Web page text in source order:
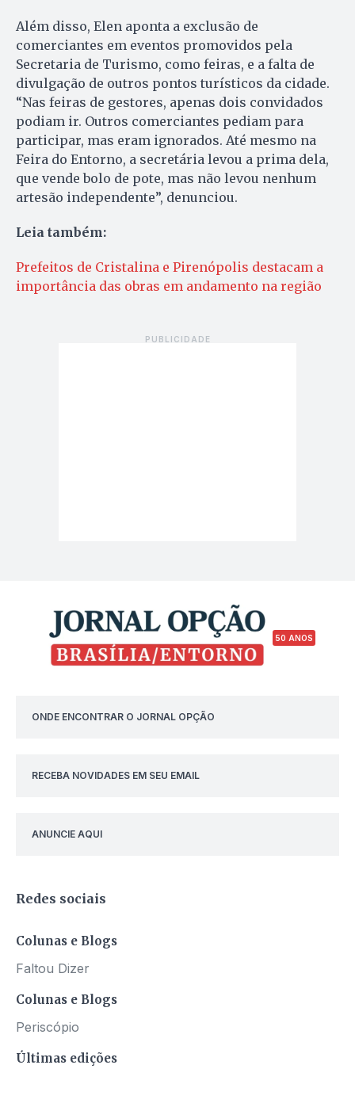
Além disso, Elen aponta a exclusão de
comerciantes em eventos promovidos pela
Secretaria de Turismo, como feiras, e a falta de
divulgação de outros pontos turísticos da cidade.
“Nas feiras de gestores, apenas dois convidados
podiam ir. Outros comerciantes pediam para
participar, mas eram ignorados. Até mesmo na
Feira do Entorno, a secretária levou a prima dela,
que vende bolo de pote, mas não levou nenhum
artesão independente”, denunciou.
Leia também:
Prefeitos de Cristalina e Pirenópolis destacam a
importância das obras em andamento na região
50 ANOS
ONDE ENCONTRAR O JORNAL OPÇÃO
RECEBA NOVIDADES EM SEU EMAIL
ANUNCIE AQUI
Redes sociais
Colunas e Blogs
Faltou Dizer
Colunas e Blogs
Periscópio
Últimas edições